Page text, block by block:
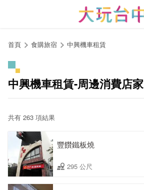
首頁 食購旅宿 中興機車租賃
中興機車租賃-周邊消費店家
共有 263 項結果
豐饡鐵板燒
295 公尺